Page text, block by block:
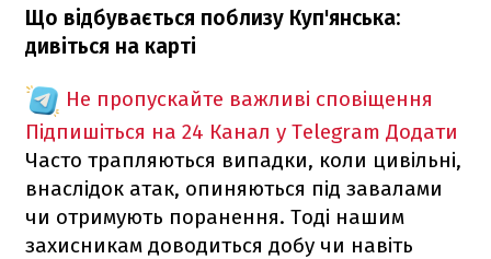
Що відбувається поблизу Куп'янська:
дивіться на карті
Не пропускайте важливі сповіщення
Підпишіться на 24 Канал у Telegram Додати
Часто трапляються випадки, коли цивільні,
внаслідок атак, опиняються під завалами
чи отримують поранення. Тоді нашим
захисникам доводиться добу чи навіть